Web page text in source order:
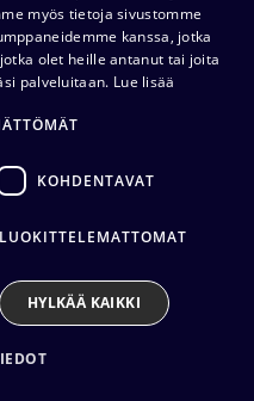
PR-SILENT
/ 1 x 6,3 mm mono (uros)
FINNISH
ENGLISH
myös tietoja sivustomme
kanssa, jotka
olet heille antanut tai joita
palveluitaan. Lue lisää
KOHDENTAVAT
LUOKITTELEMATTOMAT
HYLKÄÄ KAIKKI